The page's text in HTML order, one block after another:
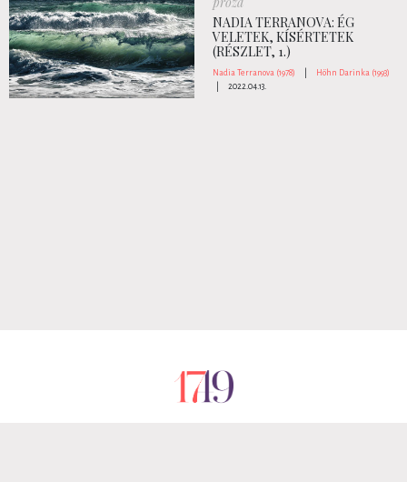
NADIA TERRANOVA: ÉG
VELETEK, KÍSÉRTETEK
(RÉSZLET, 1.)
Nadia Terranova (1978)
Höhn Darinka (1993)
2022.04.13.